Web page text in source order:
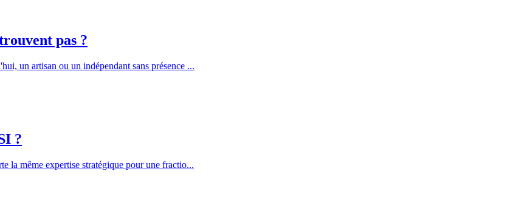
pas ?
un artisan ou un indépendant sans présence ...
?
la même expertise stratégique pour une fractio...